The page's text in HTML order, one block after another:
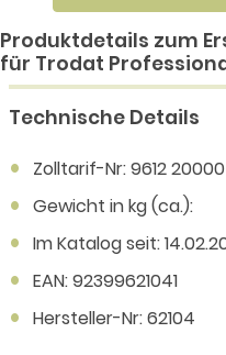
Produktdetails zum
für Trodat
Technische Details
Zolltarif-Nr: 9612 20000
Gewicht in kg (ca.):
Im Katalog seit:
EAN: 92399621041
Hersteller-Nr: 62104